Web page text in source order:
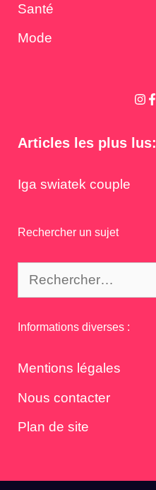
Santé
Mode
Articles les plus lus:
Iga swiatek couple
Rechercher un sujet
Rechercher :
Informations diverses :
Mentions légales
Nous contacter
Plan de site